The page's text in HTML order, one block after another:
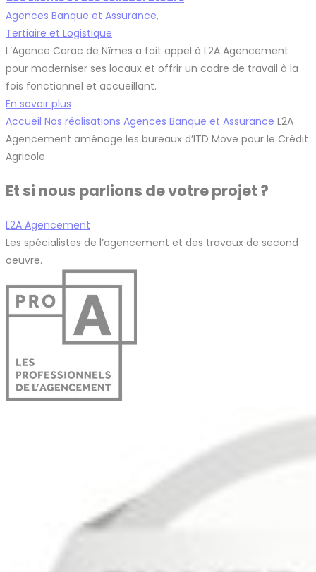
Agences Banque et Assurance,
Tertiaire et Logistique
L’Agence Carac de Nîmes a fait appel à L2A Agencement
pour moderniser ses locaux et offrir un cadre de travail à la
fois fonctionnel et accueillant.
En savoir plus
Accueil Nos réalisations Agences Banque et Assurance L2A
Agencement aménage les bureaux d’ITD Move pour le Crédit
Agricole
Et si nous parlions de votre projet ?
L2A Agencement
Les spécialistes de l’agencement et des travaux de second
oeuvre.